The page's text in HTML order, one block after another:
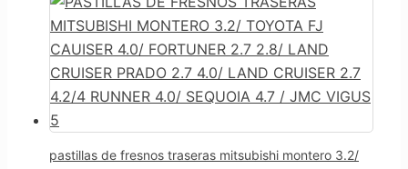
pastillas de fresnos traseras mitsubishi montero 3.2/